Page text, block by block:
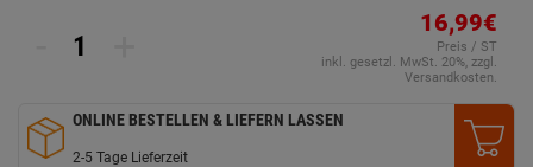
16,99€
Preis / ST
inkl. gesetzl. MwSt. 20%, zzgl.
Versandkosten.
ONLINE BESTELLEN & LIEFERN LASSEN
2-5 Tage Lieferzeit